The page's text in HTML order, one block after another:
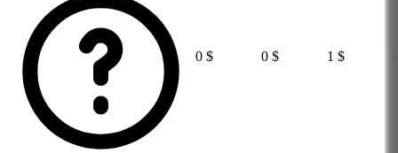
0 $ 0 $ 1 $